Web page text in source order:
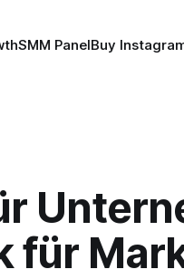
SMM PanelBuy
für